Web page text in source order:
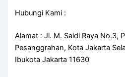
Hubungi Kami :
Alamat : Jl. M. Saidi Raya No.3,
Pesanggrahan, Kota Jakarta
Ibukota Jakarta 11630